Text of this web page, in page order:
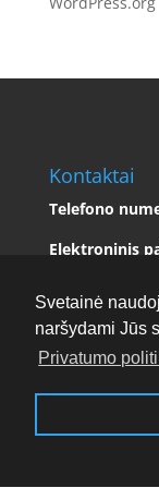
Svetainė
naršydami Jūs
Privatumo
Kontaktai
Telefono
Elektroninis